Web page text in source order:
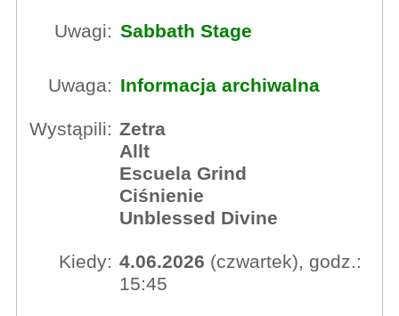
Uwagi: Sabbath Stage
Uwaga: Informacja archiwalna
Wystąpili: Zetra
Allt
Escuela Grind
Ciśnienie
Unblessed Divine
Kiedy: 4.06.2026 (czwartek), godz.:
15:45